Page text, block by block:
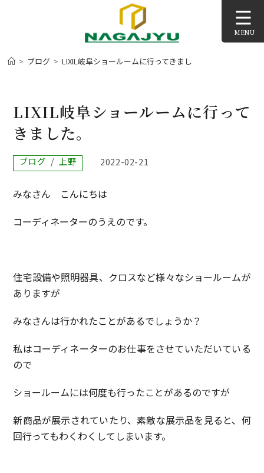
MENU
> ブログ > LIXIL岐阜ショールームに行ってきました。
LIXIL岐阜ショールームに行って
きました。
投
稿
テ
リ
ー:
ブログ / 上野
投
開
2022-02-21
みなさん こんにちは
コーディネーターのうえのです。
住宅設備や照明器具、クロスなど様々なショールームが
ありますが
みなさんは行かれたことがあるでしょうか？
私はコーディネーターのお仕事をさせていただいている
ので
ショールームには何度も行ったことがあるのですが
新商品が展示されていたり、素敵な展示品を見ると、何
回行ってもわくわくしてしまいます。